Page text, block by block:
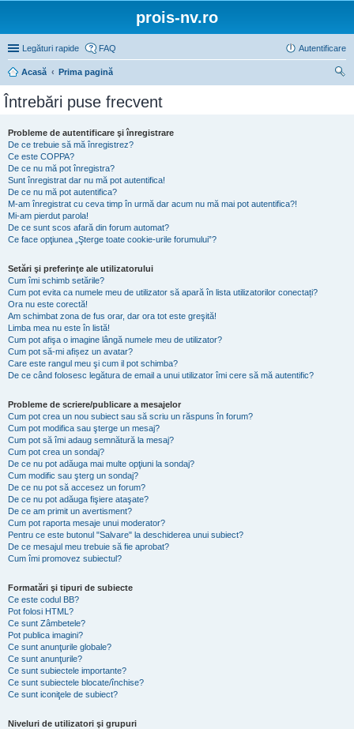
prois-nv.ro
Legături rapide FAQ Autentificare
Acasă
Prima pagină
Întrebări puse frecvent
Probleme de autentificare şi înregistrare
De ce trebuie să mă înregistrez?
Ce este COPPA?
De ce nu mă pot înregistra?
Sunt înregistrat dar nu mă pot autentifica!
De ce nu mă pot autentifica?
M-am înregistrat cu ceva timp în urmă dar acum nu mă mai pot autentifica?!
Mi-am pierdut parola!
De ce sunt scos afară din forum automat?
Ce face opţiunea „Şterge toate cookie-urile forumului”?
Setări şi preferinţe ale utilizatorului
Cum îmi schimb setările?
Cum pot evita ca numele meu de utilizator să apară în lista utilizatorilor conectați?
Ora nu este corectă!
Am schimbat zona de fus orar, dar ora tot este greşită!
Limba mea nu este în listă!
Cum pot afişa o imagine lângă numele meu de utilizator?
Cum pot să-mi afișez un avatar?
Care este rangul meu şi cum il pot schimba?
De ce când folosesc legătura de email a unui utilizator îmi cere să mă autentific?
Probleme de scriere/publicare a mesajelor
Cum pot crea un nou subiect sau să scriu un răspuns în forum?
Cum pot modifica sau şterge un mesaj?
Cum pot să îmi adaug semnătură la mesaj?
Cum pot crea un sondaj?
De ce nu pot adăuga mai multe opţiuni la sondaj?
Cum modific sau şterg un sondaj?
De ce nu pot să accesez un forum?
De ce nu pot adăuga fişiere ataşate?
De ce am primit un avertisment?
Cum pot raporta mesaje unui moderator?
Pentru ce este butonul "Salvare" la deschiderea unui subiect?
De ce mesajul meu trebuie să fie aprobat?
Cum îmi promovez subiectul?
Formatări şi tipuri de subiecte
Ce este codul BB?
Pot folosi HTML?
Ce sunt Zâmbetele?
Pot publica imagini?
Ce sunt anunţurile globale?
Ce sunt anunţurile?
Ce sunt subiectele importante?
Ce sunt subiectele blocate/închise?
Ce sunt iconiţele de subiect?
Niveluri de utilizatori şi grupuri